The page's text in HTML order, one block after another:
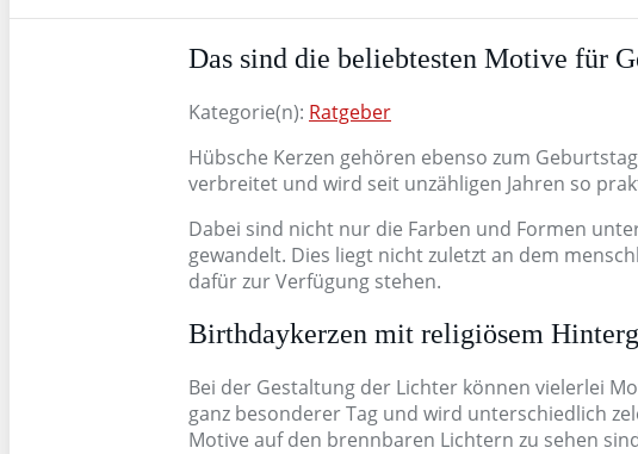
Das sind die beliebtesten Motive für
Kategorie(n): Ratgeber
Hübsche Kerzen gehören ebenso zum
verbreitet und wird seit unzähligen Jahren so
Dabei sind nicht nur die Farben und Formen
gewandelt. Dies liegt nicht zuletzt an dem
dafür zur Verfügung stehen.
Birthdaykerzen mit religiösem
Bei der Gestaltung der Lichter können vielerlei
ganz besonderer Tag und wird unterschiedlich
Motive auf den brennbaren Lichtern zu sehen